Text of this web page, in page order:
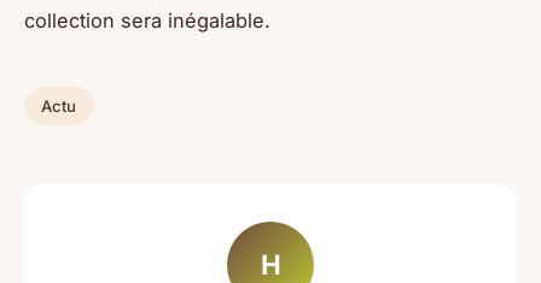
collection sera inégalable.
Actu
H